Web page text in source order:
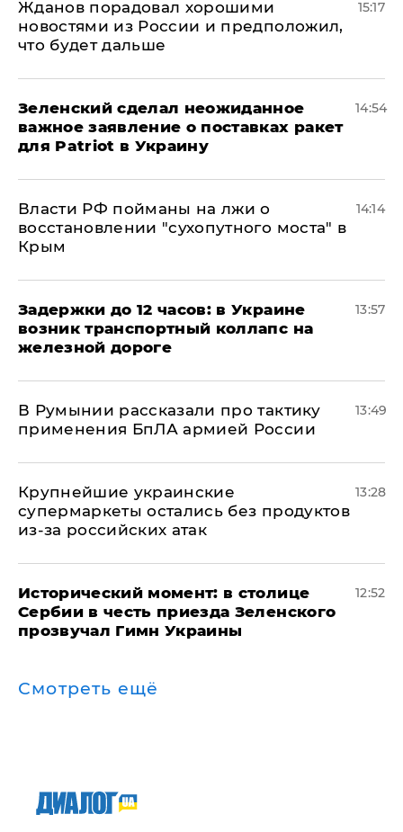
Жданов порадовал хорошими
новостями из России и предположил,
что будет дальше
15:17
Зеленский сделал неожиданное
важное заявление о поставках ракет
для Patriot в Украину
14:54
Власти РФ пойманы на лжи о
восстановлении "сухопутного моста" в
Крым
14:14
Задержки до 12 часов: в Украине
возник транспортный коллапс на
железной дороге
13:57
В Румынии рассказали про тактику
применения БпЛА армией России
13:49
Крупнейшие украинские
супермаркеты остались без продуктов
из-за российских атак
13:28
Исторический момент: в столице
Сербии в честь приезда Зеленского
прозвучал Гимн Украины
12:52
Смотреть ещё